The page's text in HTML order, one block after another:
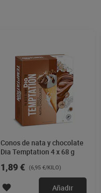
Conos de nata y chocolate
Dia Temptation 4 x 68 g
1,89 € (6,95 €/KILO)
Añadir